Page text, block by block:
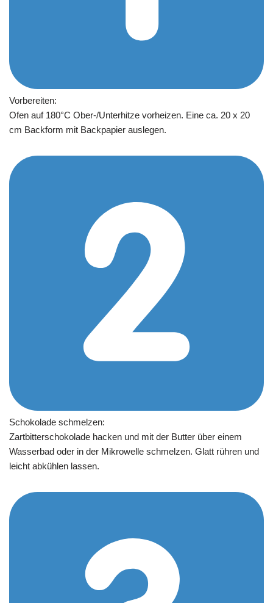
Vorbereiten:
Ofen auf 180°C Ober-/Unterhitze vorheizen. Eine ca. 20 x 20
cm Backform mit Backpapier auslegen.
Schokolade schmelzen:
Zartbitterschokolade hacken und mit der Butter über einem
Wasserbad oder in der Mikrowelle schmelzen. Glatt rühren und
leicht abkühlen lassen.